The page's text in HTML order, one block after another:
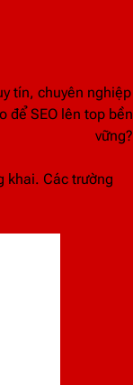
tín, chuyên nghiệp
để SEO lên top bền
vững?
khai. Các trường